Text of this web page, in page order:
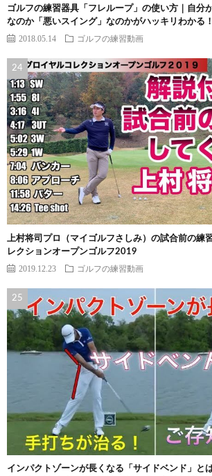
ゴルフの練習器具「フレループ」の使い方｜自分
なのか「悪いスイング」なのかがハッキリわかる！
2018.05.14 ゴルフの練習動画
上村将司プロ（マイゴルフさしみ）の試合前の練
レクションオープンゴルフ2019
2019.12.23 ゴルフの練習動画
インパクトゾーンが長くなる「サイドベンド」と